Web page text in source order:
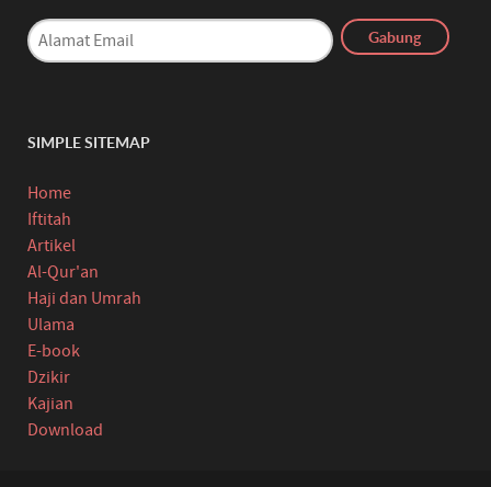
SIMPLE SITEMAP
Home
Iftitah
Artikel
Al-Qur'an
Haji dan Umrah
Ulama
E-book
Dzikir
Kajian
Download